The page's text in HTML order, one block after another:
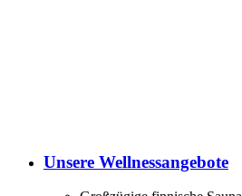
Unsere Wellnessangebote